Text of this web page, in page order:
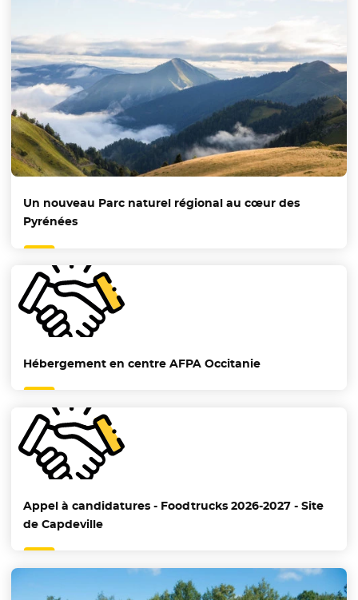
Un nouveau Parc naturel régional au cœur des
Pyrénées
Hébergement en centre AFPA Occitanie
Appel à candidatures - Foodtrucks 2026-2027 - Site
de Capdeville